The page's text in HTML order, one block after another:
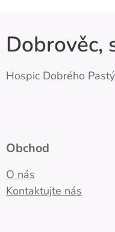
Dobrověc,
Hospic Dobrého
Obchod
O nás
Kontaktujte nás